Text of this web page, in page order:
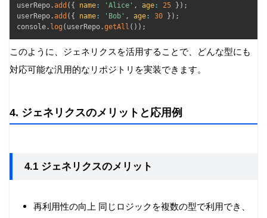
userRepo .add ( { name : 'Alice' , age : 25 } ) ;
userRepo .add ( { name : 'Bob' , age : 30 } ) ;
console . log ( userRepo .getAll ( ) ) ;
このように、ジェネリクスを活用することで、どんな型にも
対応可能な汎用的なリポジトリを実装できます。
4. ジェネリクスのメリットと応用例
4.1 ジェネリクスのメリット
再利用性の向上 同じロジックを複数の型で利用でき、